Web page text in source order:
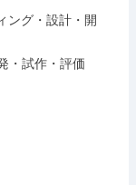
ング・設計・開
・試作・評価